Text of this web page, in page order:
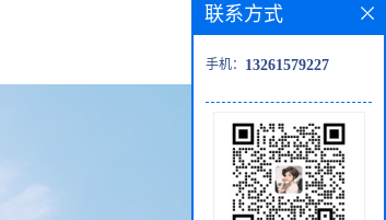
联系方式
手机： 13261579227